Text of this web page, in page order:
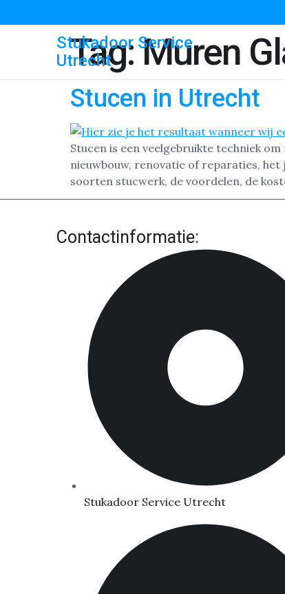
Stukadoor Service
Utrecht
Tag:Muren
Stucen in Utrecht
Stucen is een veelgebruikte techniek
nieuwbouw, renovatie of reparaties,
soorten stucwerk, de voordelen, de
Contactinformatie:
Stukadoor Service Utrecht